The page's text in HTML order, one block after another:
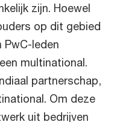
zijn. Hoewel
op dit gebied
PwC-leden
multinational.
partnerschap,
Om deze
uit bedrijven